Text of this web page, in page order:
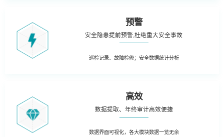
预警
安全隐患提前预警,杜绝重大安全事故
巡检记录、故障检修；安全数据统计分析
高效
数据提取、年终审计高效便捷
数据界面可视化，各大模块数据一览无余